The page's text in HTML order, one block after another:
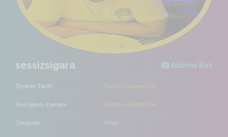
sessizsigara Albüme Bak
Ziyaret Tarihi Sadece üyelere özel
Son İşlem Zamanı Sadece üyelere özel
Cinsiyeti Erkek